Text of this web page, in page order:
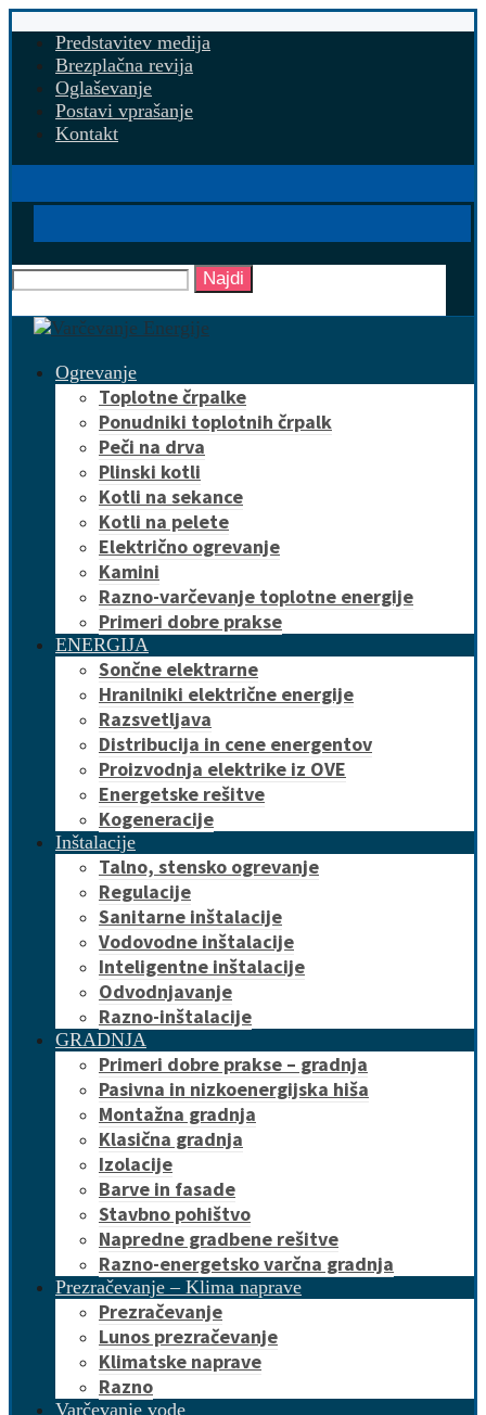
Predstavitev medija
Brezplačna revija
Oglaševanje
Postavi vprašanje
Kontakt
Najdi
Ogrevanje
Toplotne črpalke
Ponudniki toplotnih črpalk
Peči na drva
Plinski kotli
Kotli na sekance
Kotli na pelete
Električno ogrevanje
Kamini
Razno-varčevanje toplotne energije
Primeri dobre prakse
ENERGIJA
Sončne elektrarne
Hranilniki električne energije
Razsvetljava
Distribucija in cene energentov
Proizvodnja elektrike iz OVE
Energetske rešitve
Kogeneracije
Inštalacije
Talno, stensko ogrevanje
Regulacije
Sanitarne inštalacije
Vodovodne inštalacije
Inteligentne inštalacije
Odvodnjavanje
Razno-inštalacije
GRADNJA
Primeri dobre prakse – gradnja
Pasivna in nizkoenergijska hiša
Montažna gradnja
Klasična gradnja
Izolacije
Barve in fasade
Stavbno pohištvo
Napredne gradbene rešitve
Razno-energetsko varčna gradnja
Prezračevanje – Klima naprave
Prezračevanje
Lunos prezračevanje
Klimatske naprave
Razno
Varčevanje vode